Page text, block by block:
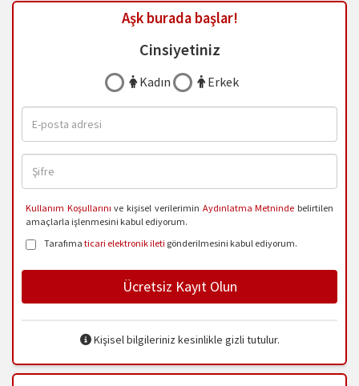
Aşk burada başlar!
Cinsiyetiniz
Kadın Erkek
Kullanım Koşullarını ve kişisel verilerimin Aydınlatma Metninde belirtilen
amaçlarla işlenmesini kabul ediyorum.
Tarafıma ticari elektronik ileti gönderilmesini kabul ediyorum.
Ücretsiz Kayıt Olun
Kişisel bilgileriniz kesinlikle gizli tutulur.